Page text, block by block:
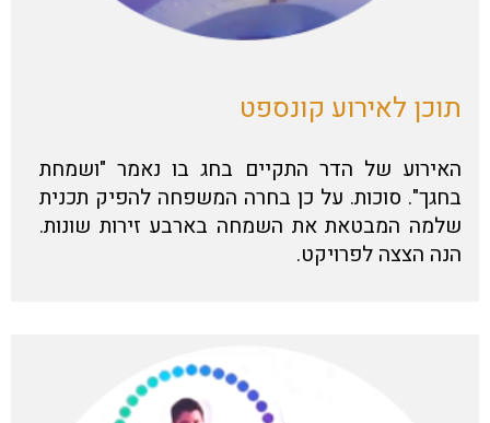
תוכן לאירוע קונספט
האירוע של הדר התקיים בחג בו נאמר "ושמחת
בחגך". סוכות. על כן בחרה המשפחה להפיק תכנית
שלמה המבטאת את השמחה בארבע זירות שונות.
הנה הצצה לפרויקט.